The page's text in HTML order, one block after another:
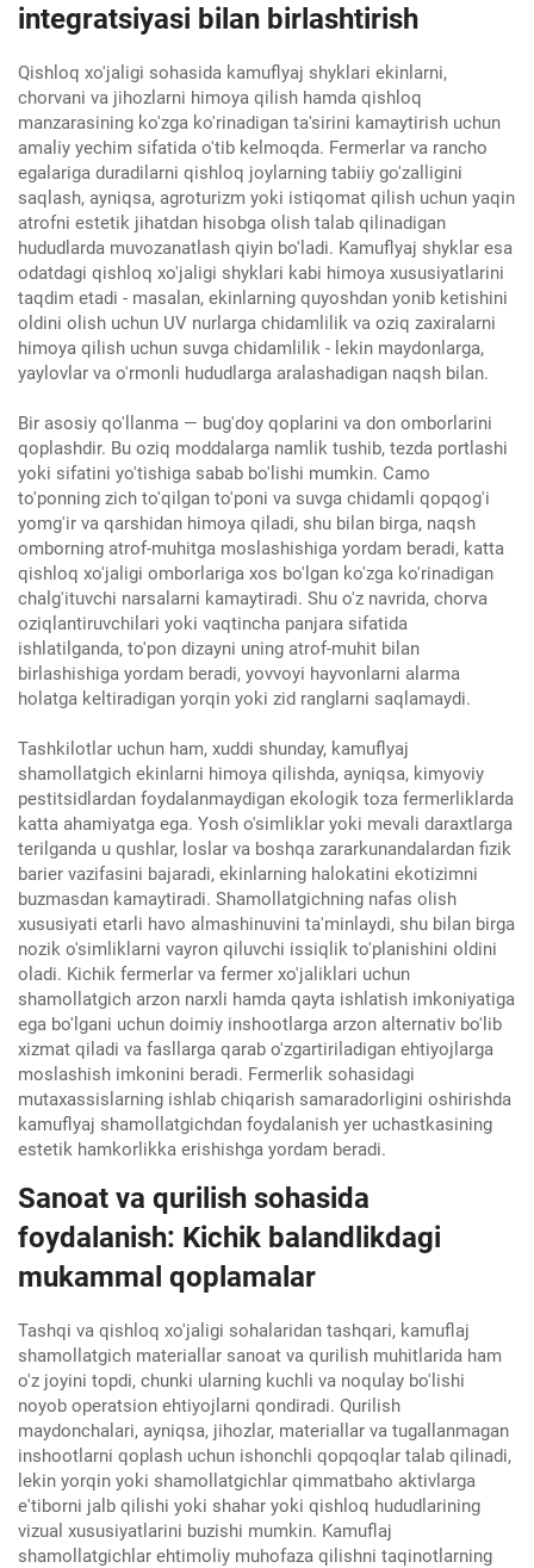
integratsiyasi bilan birlashtirish
Qishloq xo'jaligi sohasida kamuflyaj shyklari ekinlarni,
chorvani va jihozlarni himoya qilish hamda qishloq
manzarasining ko'zga ko'rinadigan ta'sirini kamaytirish uchun
amaliy yechim sifatida o'tib kelmoqda. Fermerlar va rancho
egalariga duradilarni qishloq joylarning tabiiy go'zalligini
saqlash, ayniqsa, agroturizm yoki istiqomat qilish uchun yaqin
atrofni estetik jihatdan hisobga olish talab qilinadigan
hududlarda muvozanatlash qiyin bo'ladi. Kamuflyaj shyklar esa
odatdagi qishloq xo'jaligi shyklari kabi himoya xususiyatlarini
taqdim etadi - masalan, ekinlarning quyoshdan yonib ketishini
oldini olish uchun UV nurlarga chidamlilik va oziq zaxiralarni
himoya qilish uchun suvga chidamlilik - lekin maydonlarga,
yaylovlar va o'rmonli hududlarga aralashadigan naqsh bilan.
Bir asosiy qo'llanma — bug'doy qoplarini va don omborlarini
qoplashdir. Bu oziq moddalarga namlik tushib, tezda portlashi
yoki sifatini yo'tishiga sabab bo'lishi mumkin. Camo
to'ponning zich to'qilgan to'poni va suvga chidamli qopqog'i
yomg'ir va qarshidan himoya qiladi, shu bilan birga, naqsh
omborning atrof-muhitga moslashishiga yordam beradi, katta
qishloq xo'jaligi omborlariga xos bo'lgan ko'zga ko'rinadigan
chalg'ituvchi narsalarni kamaytiradi. Shu o'z navrida, chorva
oziqlantiruvchilari yoki vaqtincha panjara sifatida
ishlatilganda, to'pon dizayni uning atrof-muhit bilan
birlashishiga yordam beradi, yovvoyi hayvonlarni alarma
holatga keltiradigan yorqin yoki zid ranglarni saqlamaydi.
Tashkilotlar uchun ham, xuddi shunday, kamuflyaj
shamollatgich ekinlarni himoya qilishda, ayniqsa, kimyoviy
pestitsidlardan foydalanmaydigan ekologik toza fermerliklarda
katta ahamiyatga ega. Yosh o'simliklar yoki mevali daraxtlarga
terilganda u qushlar, loslar va boshqa zararkunandalardan fizik
barier vazifasini bajaradi, ekinlarning halokatini ekotizimni
buzmasdan kamaytiradi. Shamollatgichning nafas olish
xususiyati etarli havo almashinuvini ta'minlaydi, shu bilan birga
nozik o'simliklarni vayron qiluvchi issiqlik to'planishini oldini
oladi. Kichik fermerlar va fermer xo'jaliklari uchun
shamollatgich arzon narxli hamda qayta ishlatish imkoniyatiga
ega bo'lgani uchun doimiy inshootlarga arzon alternativ bo'lib
xizmat qiladi va fasllarga qarab o'zgartiriladigan ehtiyojlarga
moslashish imkonini beradi. Fermerlik sohasidagi
mutaxassislarning ishlab chiqarish samaradorligini oshirishda
kamuflyaj shamollatgichdan foydalanish yer uchastkasining
estetik hamkorlikka erishishga yordam beradi.
Sanoat va qurilish sohasida
foydalanish: Kichik balandlikdagi
mukammal qoplamalar
Tashqi va qishloq xo'jaligi sohalaridan tashqari, kamuflaj
shamollatgich materiallar sanoat va qurilish muhitlarida ham
o'z joyini topdi, chunki ularning kuchli va noqulay bo'lishi
noyob operatsion ehtiyojlarni qondiradi. Qurilish
maydonchalari, ayniqsa, jihozlar, materiallar va tugallanmagan
inshootlarni qoplash uchun ishonchli qopqoqlar talab qilinadi,
lekin yorqin yoki shamollatgichlar qimmatbaho aktivlarga
e'tiborni jalb qilishi yoki shahar yoki qishloq hududlarining
vizual xususiyatlarini buzishi mumkin. Kamuflaj
shamollatgichlar ehtimoliy muhofaza qilishni taqinotlarning